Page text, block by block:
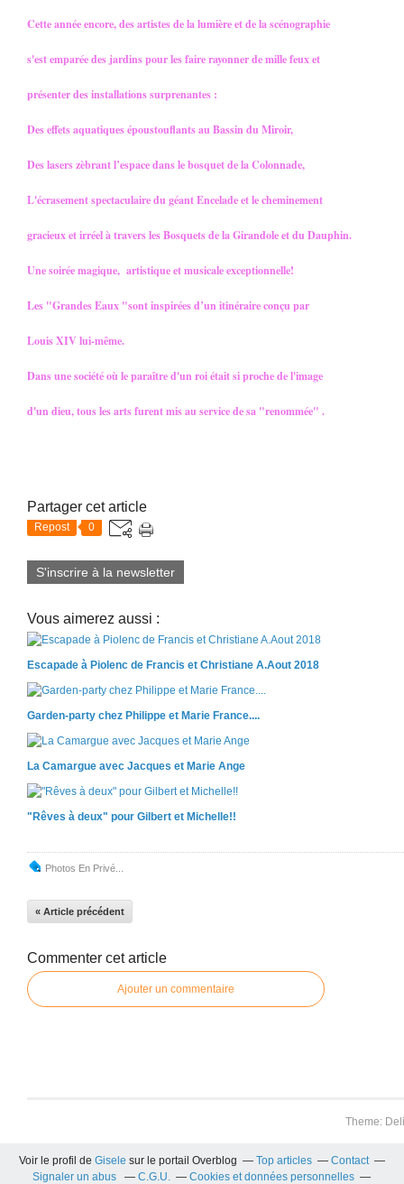
Cette année encore, des artistes de la lumière et de la scénographie
s'est emparée des jardins pour les faire rayonner de mille feux et
présenter des installations surprenantes :
Des effets aquatiques époustouflants au Bassin du Miroir,
Des lasers zèbrant l’espace dans le bosquet de la Colonnade,
L'écrasement spectaculaire du géant Encelade et le cheminement
gracieux et irréel à travers les Bosquets de la Girandole et du Dauphin.
Une soirée magique, artistique et musicale exceptionnelle!
Les "Grandes Eaux "sont inspirées d’un itinéraire conçu par
Louis XIV lui-même.
Dans une société où le paraître d'un roi était si proche de l'image
d'un dieu, tous les arts furent mis au service de sa "renommée" .
Partager cet article
Repost 0
S'inscrire à la newsletter
Vous aimerez aussi :
Escapade à Piolenc de Francis et Christiane A.Aout 2018
Garden-party chez Philippe et Marie France....
La Camargue avec Jacques et Marie Ange
"Rêves à deux" pour Gilbert et Michelle!!
Photos En Privé...
« Article précédent
Commenter cet article
Ajouter un commentaire
Theme:
Voir le profil de Gisele sur le portail Overblog Top articles
Contact
Signaler un abus
C.G.U. Cookies et données personnelles